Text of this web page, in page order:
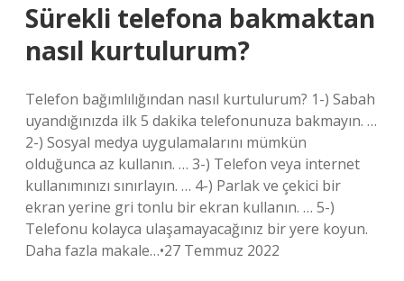
Sürekli telefona bakmaktan
nasıl kurtulurum?
Telefon bağımlılığından nasıl kurtulurum? 1-) Sabah
uyandığınızda ilk 5 dakika telefonunuza bakmayın. …
2-) Sosyal medya uygulamalarını mümkün
olduğunca az kullanın. … 3-) Telefon veya internet
kullanımınızı sınırlayın. … 4-) Parlak ve çekici bir
ekran yerine gri tonlu bir ekran kullanın. … 5-)
Telefonu kolayca ulaşamayacağınız bir yere koyun.
Daha fazla makale…•27 Temmuz 2022